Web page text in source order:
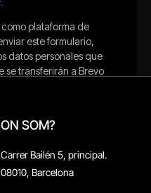
ON SOM?
Carrer Bailén 5, principal.
08010, Barcelona